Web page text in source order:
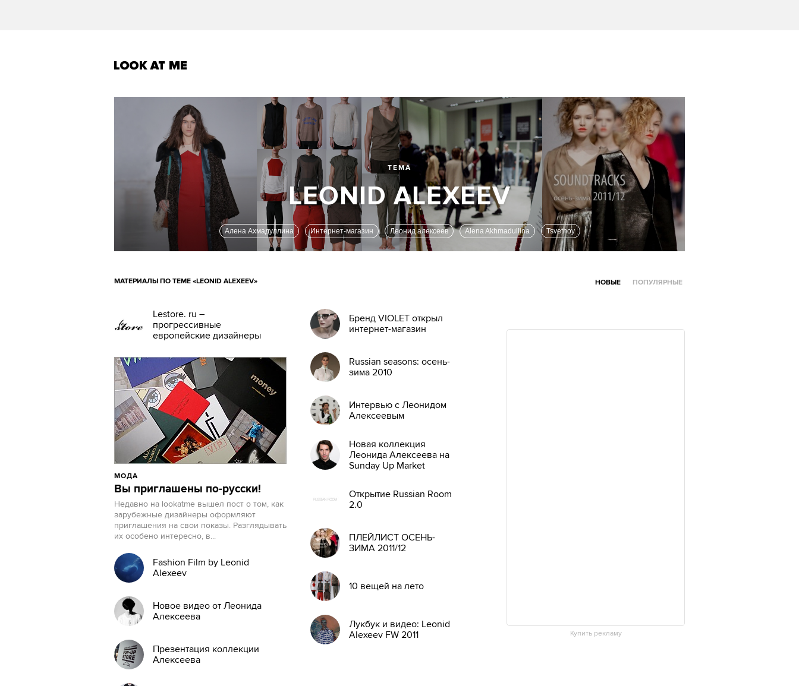
ТЕМА
Алена Ахмадуллина Интернет-магазин Леонид алексеев Alena Akhmadullina Tsvetnoy
МАТЕРИАЛЫ ПО ТЕМЕ «LEONID ALEXEEV» НОВЫЕ ПОПУЛЯРНЫЕ
Купить рекламу
Lestore. ru –
прогрессивные
европейские дизайнеры
МОДА
Вы приглашены по-русски!
Недавно на lookatme вышел пост о том, как
зарубежные дизайнеры оформляют
приглашения на свои показы. Разглядывать
их особено интересно, в...
Fashion Film by Leonid
Alexeev
Новое видео от Леонида
Алексеева
Презентация коллекции
Алексеева
Бренд VIOLET открыл
интернет-магазин
Russian seasons: осень-
зима 2010
Интервью с Леонидом
Алексеевым
Новая коллекция
Леонида Алексеева на
Sunday Up Market
Открытие Russian Room
2.0
ПЛЕЙЛИСТ ОСЕНЬ-
ЗИМА 2011/12
10 вещей на лето
Лукбук и видео: Leonid
Alexeev FW 2011